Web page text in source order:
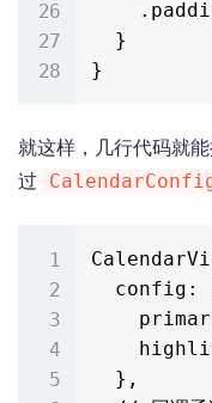
就这样，几行代码就
过